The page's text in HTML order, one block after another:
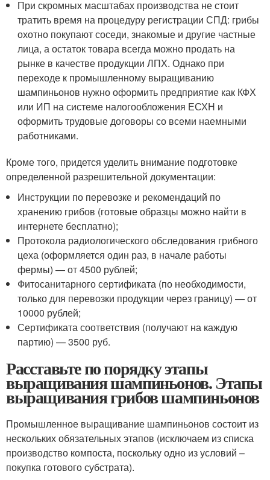
При скромных масштабах производства не стоит
тратить время на процедуру регистрации СПД: грибы
охотно покупают соседи, знакомые и другие частные
лица, а остаток товара всегда можно продать на
рынке в качестве продукции ЛПХ. Однако при
переходе к промышленному выращиванию
шампиньонов нужно оформить предприятие как КФХ
или ИП на системе налогообложения ЕСХН и
оформить трудовые договоры со всеми наемными
работниками.
Кроме того, придется уделить внимание подготовке
определенной разрешительной документации:
Инструкции по перевозке и рекомендаций по
хранению грибов (готовые образцы можно найти в
интернете бесплатно);
Протокола радиологического обследования грибного
цеха (оформляется один раз, в начале работы
фермы) — от 4500 рублей;
Фитосанитарного сертификата (по необходимости,
только для перевозки продукции через границу) — от
10000 рублей;
Сертификата соответствия (получают на каждую
партию) — 3500 руб.
Расставьте по порядку этапы
выращивания шампиньонов. Этапы
выращивания грибов шампиньонов
Промышленное выращивание шампиньонов состоит из
нескольких обязательных этапов (исключаем из списка
производство компоста, поскольку одно из условий –
покупка готового субстрата).